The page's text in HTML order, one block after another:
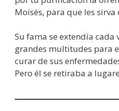
Moisés, para que les sirva
Su fama se extendía cada
grandes multitudes para
curar de sus
Pero él se retiraba a